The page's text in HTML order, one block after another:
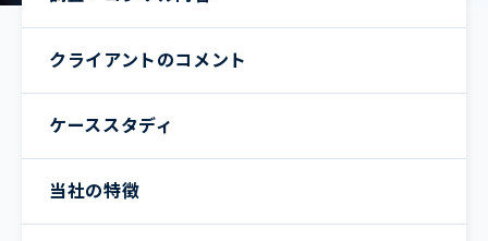
クライアントのコメント
ケーススタディ
当社の特徴